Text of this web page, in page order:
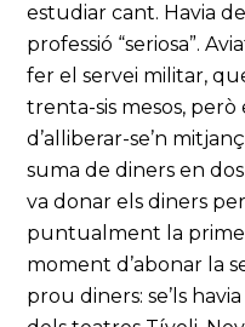
estudiar cant. Havia
professió “seriosa”.
fer el servei militar,
trenta-sis mesos, però
d’alliberar-se’n
suma de diners en
va donar els diners
puntualment la
moment d’abonar la
prou diners: se’ls